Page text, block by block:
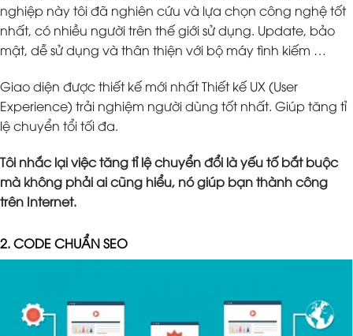
nghiệp này tôi đã nghiên cứu và lựa chọn công nghệ tốt
nhất, có nhiều người trên thế giới sử dụng. Update, bảo
mật, dễ sử dụng và thân thiện với bộ máy tình kiếm …
Giao diện được thiết kế mới nhất Thiết kế UX (User
Experience) trải nghiệm người dùng tốt nhất. Giúp tăng tỉ
lệ chuyển tổi tối đa.
Tôi nhắc lại việc tăng tỉ lệ chuyển đổi là yếu tố bắt buộc
mà không phải ai cũng hiểu, nó giúp bạn thành công
trên Internet.
2. CODE CHUẨN SEO